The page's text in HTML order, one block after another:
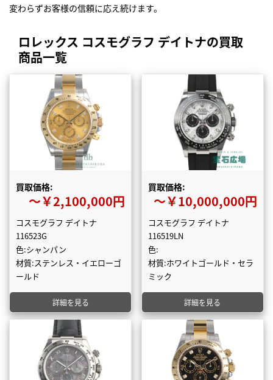
変わらずお客様の信頼に応え続けます。
ロレックス コスモグラフ デイトナの買取
商品一覧
買取価格:
〜￥2,100,000円
コスモグラフ デイトナ
116523G
色:シャンパン
材質:ステンレス・イエローゴ
ールド
詳細を見る
買取価格:
〜￥10,000,000円
コスモグラフ デイトナ
116519LN
色:
材質:ホワイトゴールド・セラ
ミック
詳細を見る